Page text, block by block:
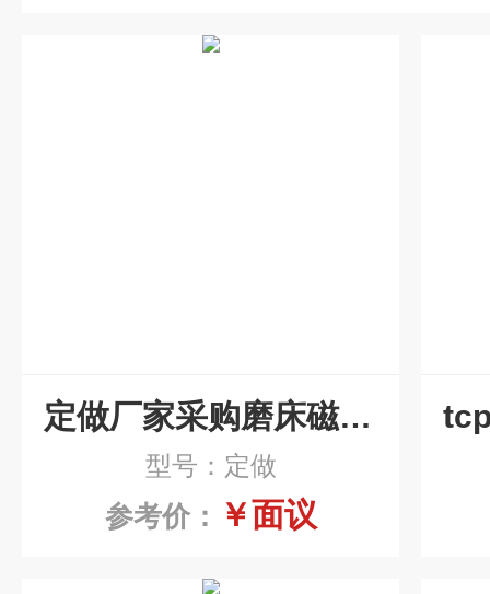
定做厂家采购磨床磁性分离器
型号：定做
参考价： ￥面议